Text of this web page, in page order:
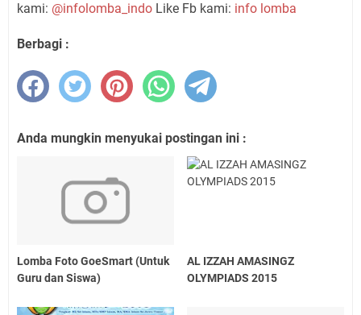
kami: @infolomba_indo Like Fb kami: info lomba
Berbagi :
Anda mungkin menyukai postingan ini :
Lomba Foto GoeSmart (Untuk
Guru dan Siswa)
AL IZZAH AMASINGZ
OLYMPIADS 2015